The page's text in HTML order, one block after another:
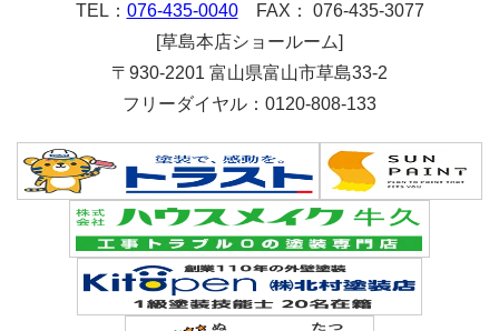
TEL： 076-435-0040FAX： 076-435-3077
[草島本店ショールーム]
〒930-2201 富山県富山市草島33-2
フリーダイヤル：0120-808-133